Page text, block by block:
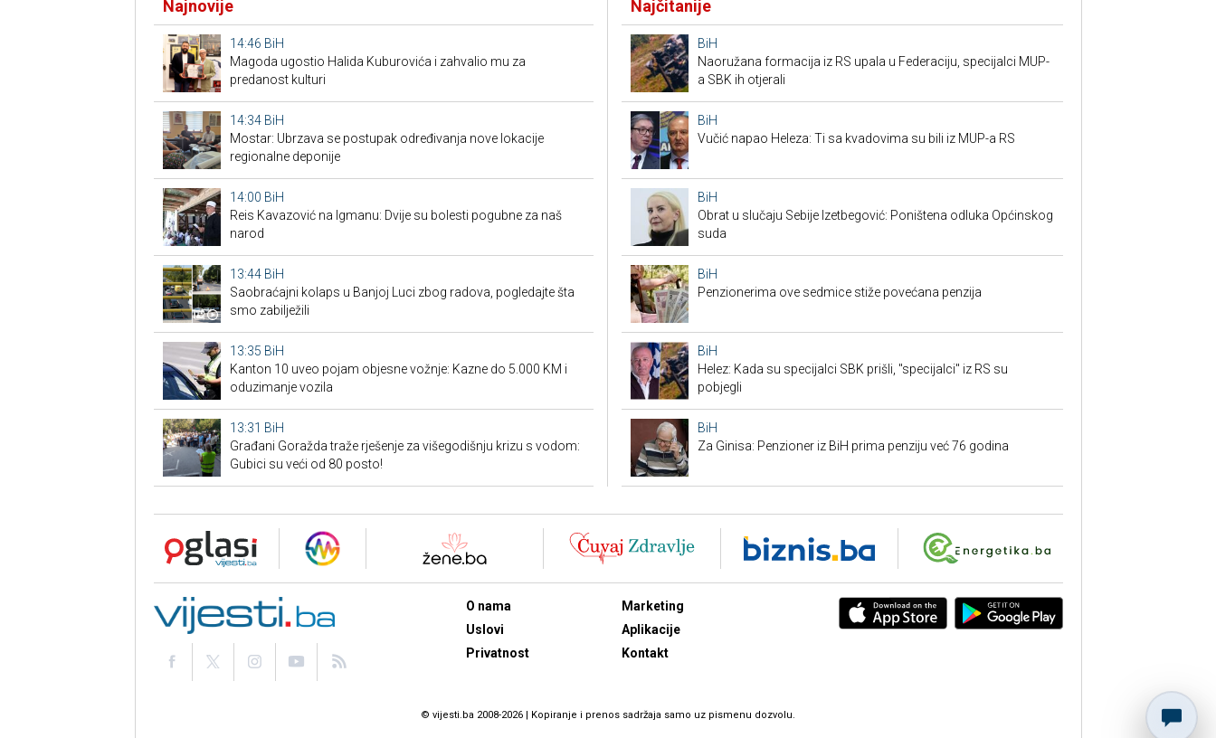
Najnovije
14:46 BiH
Magoda ugostio Halida Kuburovića i zahvalio mu za
predanost kulturi
14:34 BiH
Mostar: Ubrzava se postupak određivanja nove lokacije
regionalne deponije
14:00 BiH
Reis Kavazović na Igmanu: Dvije su bolesti pogubne za naš
narod
13:44 BiH
Saobraćajni kolaps u Banjoj Luci zbog radova, pogledajte šta
smo zabilježili
13:35 BiH
Kanton 10 uveo pojam objesne vožnje: Kazne do 5.000 KM i
oduzimanje vozila
13:31 BiH
Građani Goražda traže rješenje za višegodišnju krizu s vodom:
Gubici su veći od 80 posto!
Najčitanije
BiH
Naoružana formacija iz RS upala u Federaciju, specijalci MUP-
a SBK ih otjerali
BiH
Vučić napao Heleza: Ti sa kvadovima su bili iz MUP-a RS
BiH
Obrat u slučaju Sebije Izetbegović: Poništena odluka Općinskog
suda
BiH
Penzionerima ove sedmice stiže povećana penzija
BiH
Helez: Kada su specijalci SBK prišli, "specijalci" iz RS su
pobjegli
BiH
Za Ginisa: Penzioner iz BiH prima penziju već 76 godina
O nama
Uslovi
Privatnost
Marketing
Aplikacije
Kontakt
© vijesti.ba 2008-2026 | Kopiranje i prenos sadržaja samo uz pismenu dozvolu.